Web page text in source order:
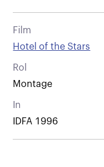
Film
Hotel of the Stars
Rol
Montage
In
IDFA 1996